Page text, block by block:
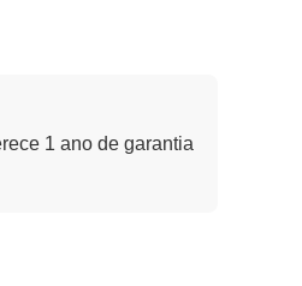
1 ano de garantia